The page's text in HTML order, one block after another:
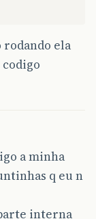
ela
a minha
q eu n
interna